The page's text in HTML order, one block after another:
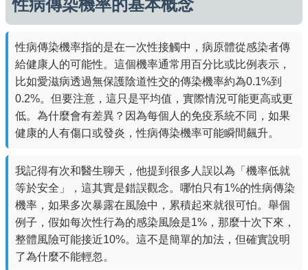
性病傳染機率的基本概念
性病傳染機率指的是在一次性接觸中，病原體從感染者傳
給健康人的可能性。這個機率通常用百分比或比例表示，
比如愛滋病透過無保護陰道性交的傳染機率約為0.1%到
0.2%。但要注意，這只是平均值，實際情況可能更高或更
低。為什麼會有差異？因為每個人的免疫系統不同，如果
健康的人有傷口或發炎，性病傳染機率可能瞬間飆升。
我記得有次和醫生聊天，他提到很多人誤以為「機率低就
等於安全」，這其實是錯誤觀念。哪怕只有1%的性病傳染
機率，如果多次暴露在風險中，累積起來就很可怕。舉個
例子，假如每次性行為的感染風險是1%，那麼十次下來，
整體風險可能接近10%。這不是簡單的加法，但確實說明
了為什麼不能輕忽。